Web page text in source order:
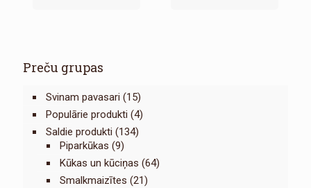
Preču grupas
Svinam pavasari (15)
Populārie produkti (4)
Saldie produkti (134)
Piparkūkas (9)
Kūkas un kūciņas (64)
Smalkmaizītes (21)